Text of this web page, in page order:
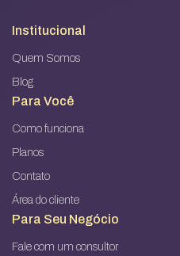
Institucional
Quem Somos
Blog
Para Você
Como funciona
Planos
Contato
Área do cliente
Para Seu Negócio
Fale com um consultor